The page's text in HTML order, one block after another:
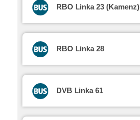
RBO Linka 23 (Kamenz)
RBO Linka 28
DVB Linka 61